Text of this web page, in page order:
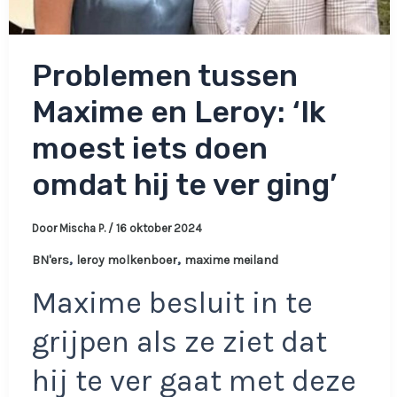
Problemen tussen
Maxime en Leroy: ‘Ik
moest iets doen
omdat hij te ver ging’
Door Mischa P. / 16 oktober 2024
BN'ers, leroy molkenboer, maxime meiland
Maxime besluit in te
grijpen als ze ziet dat
hij te ver gaat met deze